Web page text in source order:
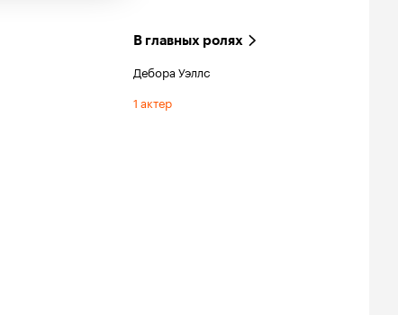
В главных ролях
Дебора Уэллс
1 актер